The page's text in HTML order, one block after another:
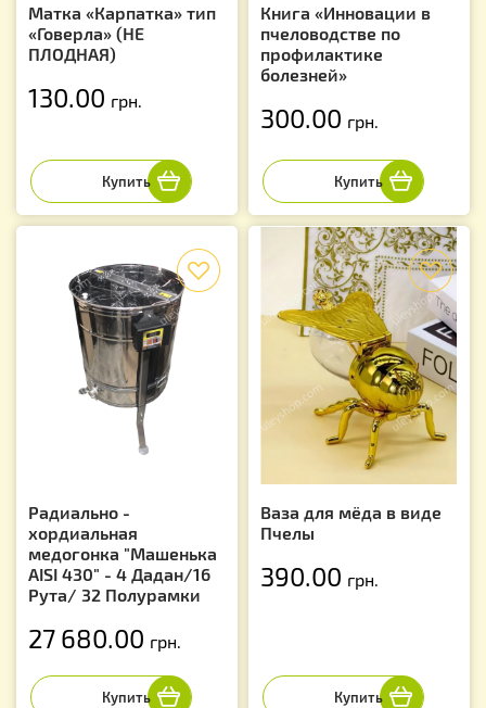
Матка «Карпатка» тип
«Говерла» (НЕ
ПЛОДНАЯ)
130.00 грн.
Книга «Инновации в
пчеловодстве по
профилактике
болезней»
300.00 грн.
Радиально -
хордиальная
медогонка "Машенька
AISI 430" - 4 Дадан/16
Рута/ 32 Полурамки
27 680.00 грн.
Ваза для мёда в виде
Пчелы
390.00 грн.